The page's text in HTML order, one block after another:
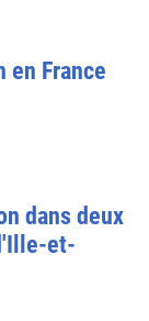
en France
dans deux
et-